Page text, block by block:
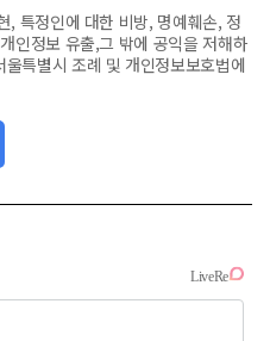
, 특정인에 대한 비방, 명예훼손, 정
인정보 유출,그 밖에 공익을 저해하
특별시 조례 및 개인정보보호법에